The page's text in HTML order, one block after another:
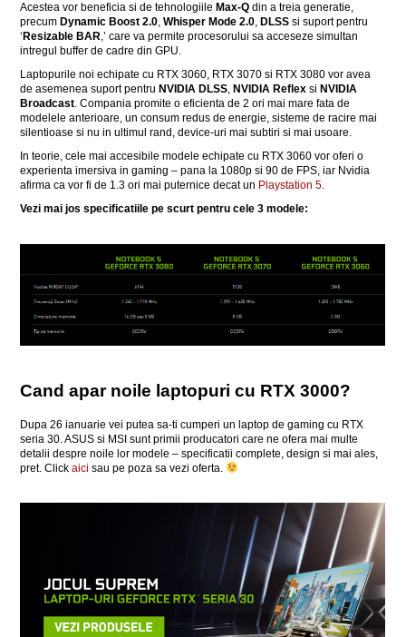
Acestea vor beneficia si de tehnologiile Max-Qdin a treia generatie,
precum Dynamic Boost 2.0,Whisper Mode 2.0, DLSSsi suport pentru
‘ Resizable BAR,’ care va permite procesorului sa acceseze simultan
intregul buffer de cadre din GPU.
Laptopurile noi echipate cu RTX 3060, RTX 3070 si RTX 3080 vor avea
de asemenea suport pentru NVIDIA DLSS, NVIDIA Reflexsi NVIDIA
Broadcast. Compania promite o eficienta de 2 ori mai mare fata de
modelele anterioare, un consum redus de energie, sisteme de racire mai
silentioase si nu in ultimul rand, device-uri mai subtiri si mai usoare.
In teorie, cele mai accesibile modele echipate cu RTX 3060 vor oferi o
experienta imersiva in gaming – pana la 1080p si 90 de FPS, iar Nvidia
afirma ca vor fi de 1.3 ori mai puternice decat un Playstation 5.
Vezi mai jos specificatiile pe scurt pentru cele 3 modele:
Cand apar noile laptopuri cu RTX 3000?
Dupa 26 ianuarie vei putea sa-ti cumperi un laptop de gaming cu RTX
seria 30. ASUS si MSI sunt primii producatori care ne ofera mai multe
detalii despre noile lor modele – specificatii complete, design si mai ales,
pret. Clickaici sau pe poza sa vezi oferta.